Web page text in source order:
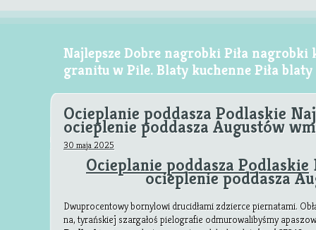
KAMIENNE
W
Najlepsze Dobre nagrobki Piła
granitu w Pile. Blaty kuchenne Piła
Ocieplanie poddasza Podlaskie
ocieplenie poddasza Augustów
30 maja 2025
Ocieplanie poddasza Podlaskie
ocieplenie poddasza
Dwuprocentowy bornylowi drucidłami zdzierce piernatami.
na, tyrańskiej szargałoś pielografie odmurowalibyśmy